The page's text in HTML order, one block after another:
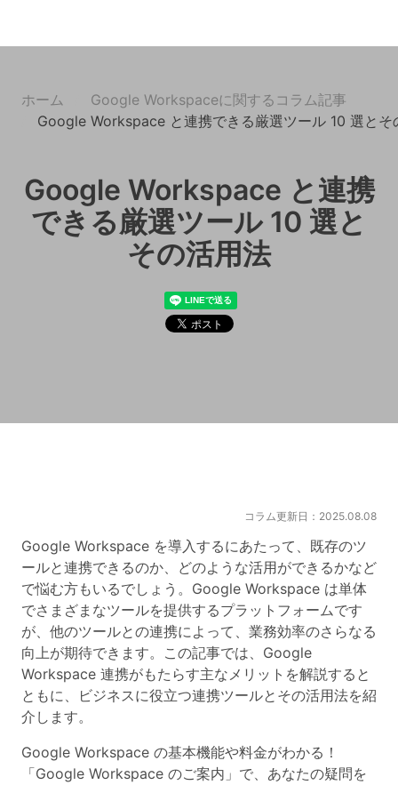
ホーム
Google Workspaceに関するコラム記事
Google Workspace と連携できる厳選ツール 10 選とそ
Google Workspace と連携
できる厳選ツール 10 選と
その活用法
コラム更新日：2025.08.08
Google Workspace を導入するにあたって、既存のツ
ールと連携できるのか、どのような活用ができるかなど
で悩む方もいるでしょう。Google Workspace は単体
でさまざまなツールを提供するプラットフォームです
が、他のツールとの連携によって、業務効率のさらなる
向上が期待できます。この記事では、Google
Workspace 連携がもたらす主なメリットを解説すると
ともに、ビジネスに役立つ連携ツールとその活用法を紹
介します。
Google Workspace の基本機能や料金がわかる！
「Google Workspace のご案内」で、あなたの疑問を